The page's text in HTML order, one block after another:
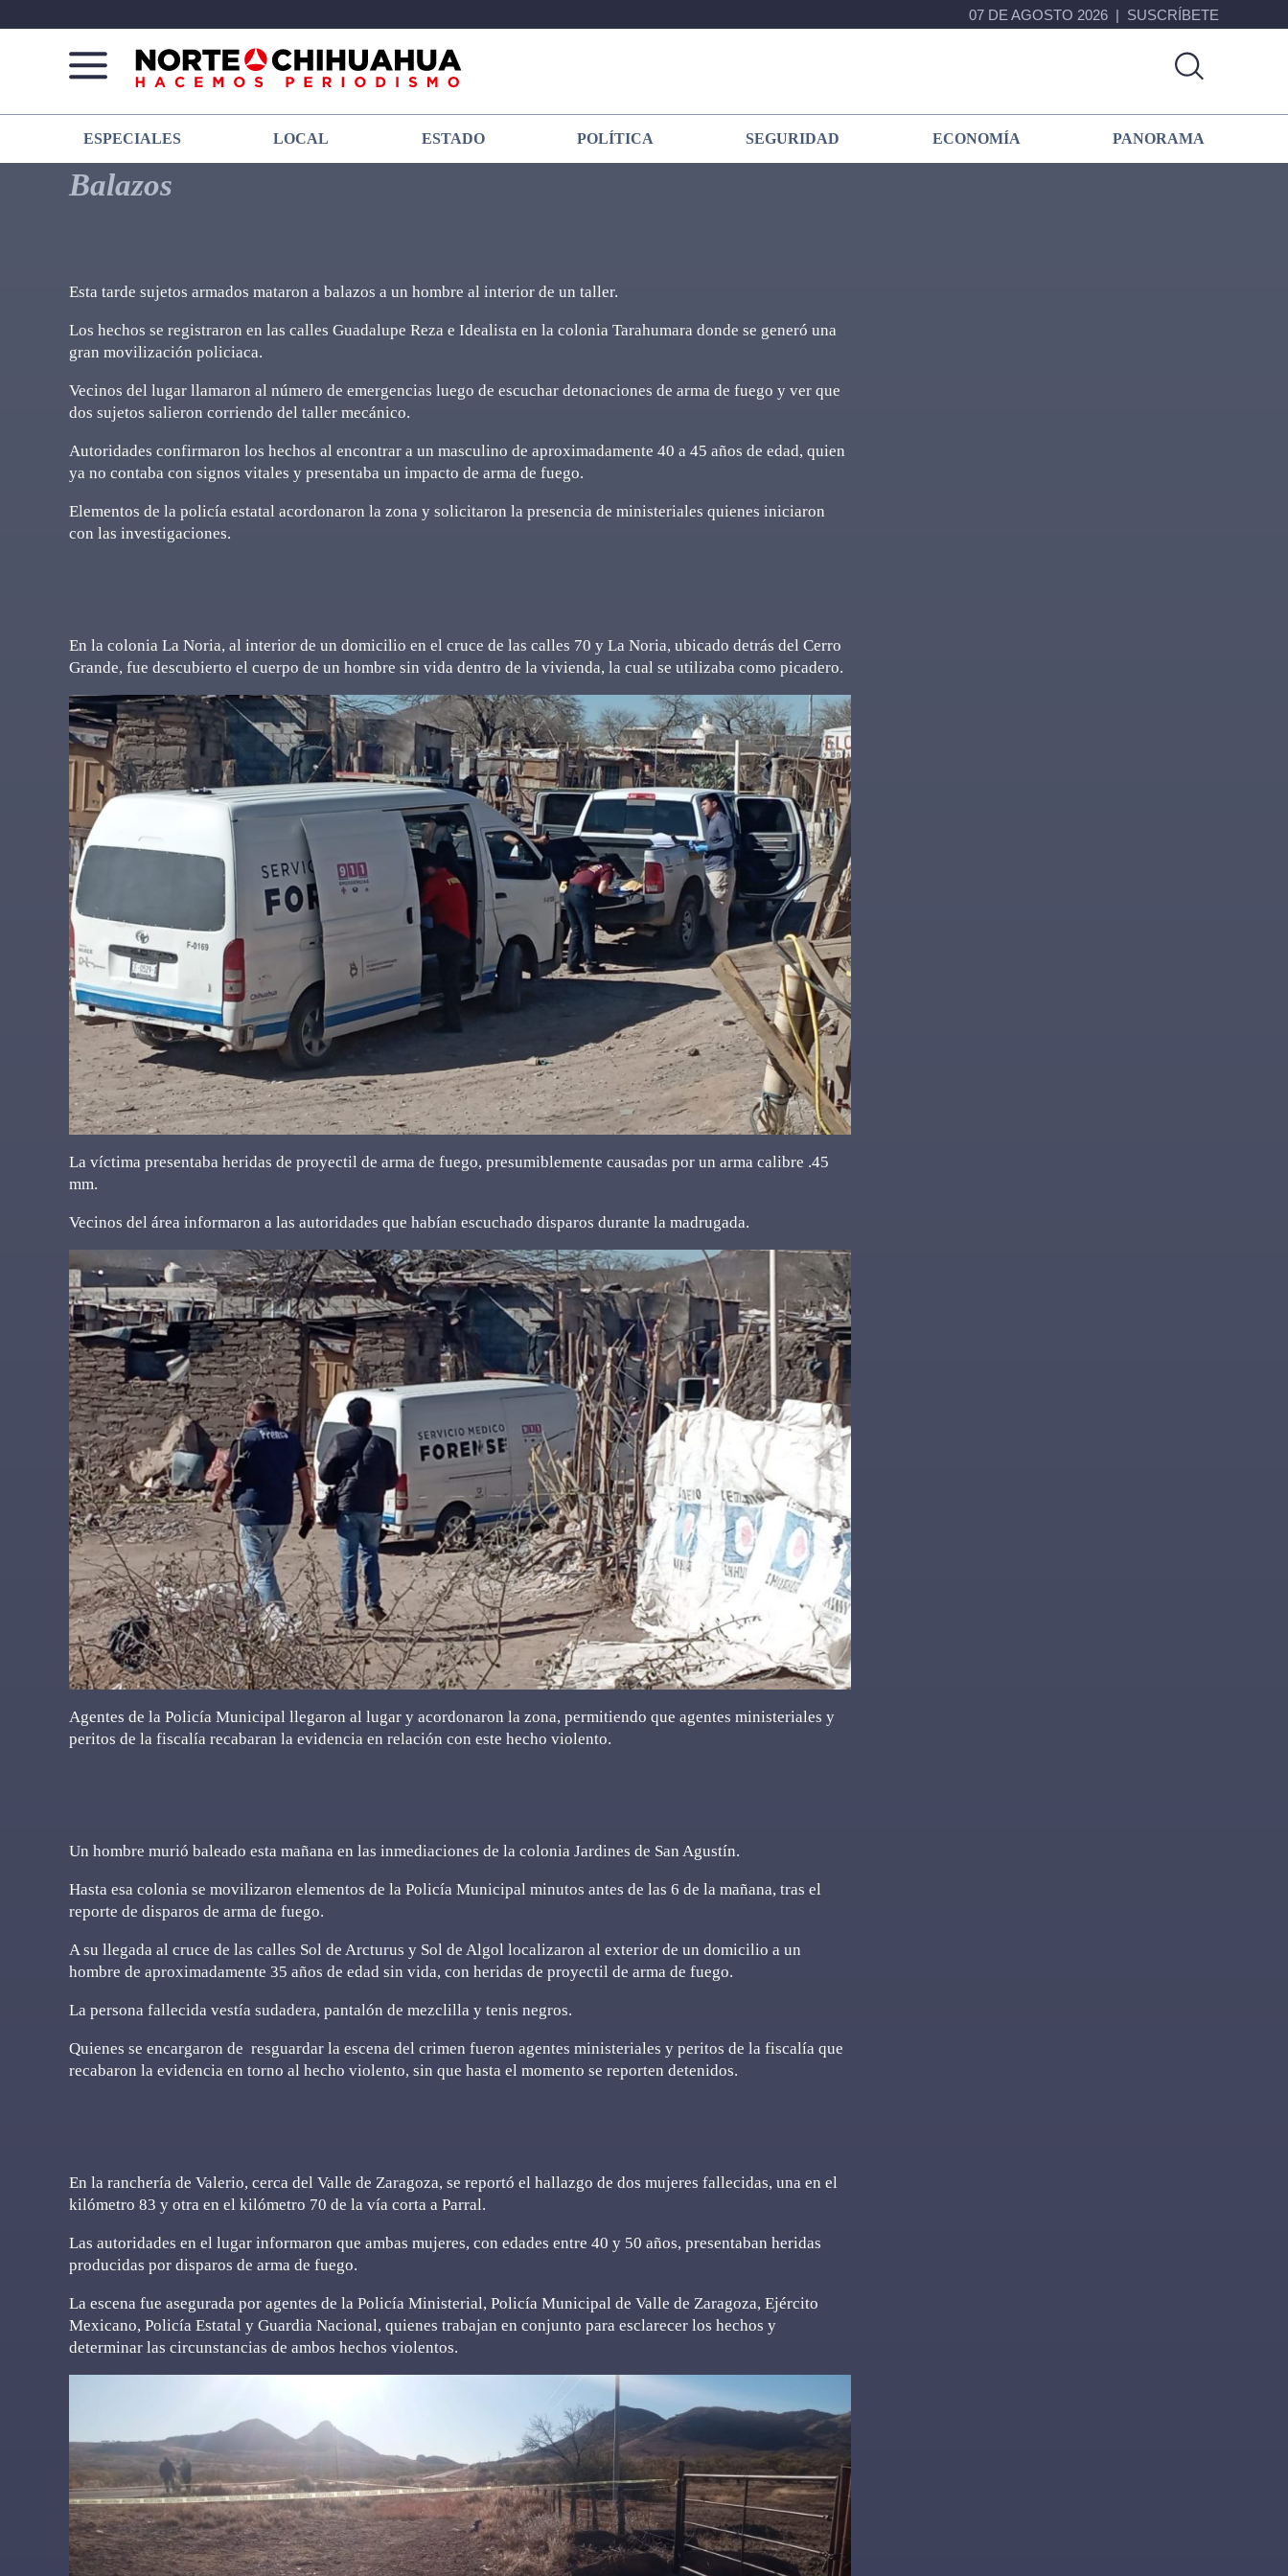
07 DE AGOSTO 2026 SUSCRÍBETE
Norte
De
Chihuahua
Más
que
noticias,
hacemos periodismo
ESPECIALES LOCAL ESTADO POLÍTICA SEGURIDAD ECONOMÍA PANORAMA
Balazos
Esta tarde sujetos armados mataron a balazos a un hombre al interior de un taller.
Los hechos se registraron en las calles Guadalupe Reza e Idealista en la colonia Tarahumara donde se generó una
gran movilización policiaca.
Vecinos del lugar llamaron al número de emergencias luego de escuchar detonaciones de arma de fuego y ver que
dos sujetos salieron corriendo del taller mecánico.
Autoridades confirmaron los hechos al encontrar a un masculino de aproximadamente 40 a 45 años de edad, quien
ya no contaba con signos vitales y presentaba un impacto de arma de fuego.
Elementos de la policía estatal acordonaron la zona y solicitaron la presencia de ministeriales quienes iniciaron
con las investigaciones.
En la colonia La Noria, al interior de un domicilio en el cruce de las calles 70 y La Noria, ubicado detrás del Cerro
Grande, fue descubierto el cuerpo de un hombre sin vida dentro de la vivienda, la cual se utilizaba como picadero.
La víctima presentaba heridas de proyectil de arma de fuego, presumiblemente causadas por un arma calibre .45
mm.
Vecinos del área informaron a las autoridades que habían escuchado disparos durante la madrugada.
Agentes de la Policía Municipal llegaron al lugar y acordonaron la zona, permitiendo que agentes ministeriales y
peritos de la fiscalía recabaran la evidencia en relación con este hecho violento.
Un hombre murió baleado esta mañana en las inmediaciones de la colonia Jardines de San Agustín.
Hasta esa colonia se movilizaron elementos de la Policía Municipal minutos antes de las 6 de la mañana, tras el
reporte de disparos de arma de fuego.
A su llegada al cruce de las calles Sol de Arcturus y Sol de Algol localizaron al exterior de un domicilio a un
hombre de aproximadamente 35 años de edad sin vida, con heridas de proyectil de arma de fuego.
La persona fallecida vestía sudadera, pantalón de mezclilla y tenis negros.
Quienes se encargaron de resguardar la escena del crimen fueron agentes ministeriales y peritos de la fiscalía que
recabaron la evidencia en torno al hecho violento, sin que hasta el momento se reporten detenidos.
En la ranchería de Valerio, cerca del Valle de Zaragoza, se reportó el hallazgo de dos mujeres fallecidas, una en el
kilómetro 83 y otra en el kilómetro 70 de la vía corta a Parral.
Las autoridades en el lugar informaron que ambas mujeres, con edades entre 40 y 50 años, presentaban heridas
producidas por disparos de arma de fuego.
La escena fue asegurada por agentes de la Policía Ministerial, Policía Municipal de Valle de Zaragoza, Ejército
Mexicano, Policía Estatal y Guardia Nacional, quienes trabajan en conjunto para esclarecer los hechos y
determinar las circunstancias de ambos hechos violentos.